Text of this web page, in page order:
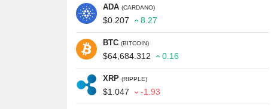
ADA (CARDANO)
$0.207 8.27
BTC (BITCOIN)
$64,684.312 0.16
XRP (RIPPLE)
$1.047 -1.93